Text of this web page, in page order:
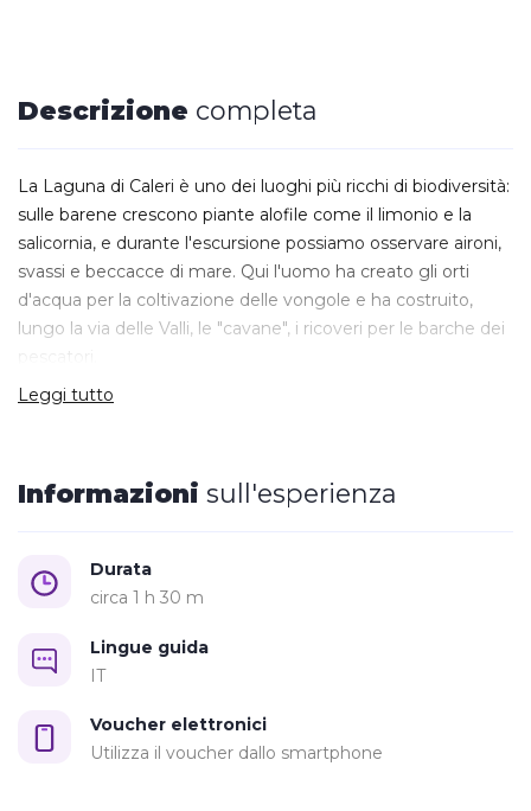
Descrizione completa
La Laguna di Caleri è uno dei luoghi più ricchi di biodiversità:
sulle barene crescono piante alofile come il limonio e la
salicornia, e durante l'escursione possiamo osservare aironi,
svassi e beccacce di mare. Qui l'uomo ha creato gli orti
d'acqua per la coltivazione delle vongole e ha costruito,
lungo la via delle Valli, le "cavane", i ricoveri per le barche dei
Costeggiata l'Isola di Albarella, ammiriamo dalla laguna il
Imbarco:Porto Caleri Via della Bocca Vecchia, Rosolina (Ro).
Prenotazione:
Leggi tutto
Informazioni sull'esperienza
Durata
circa 1 h 30 m
Lingue guida
IT
Voucher elettronici
Utilizza il voucher dallo smartphone